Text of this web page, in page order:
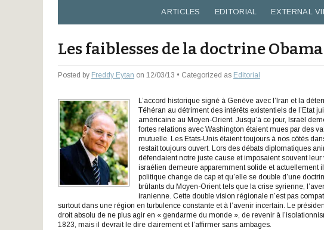
ARTICLES EDITORIAL EXTERNAL
Les faiblesses de la doctrine
Posted by Freddy Eytan on 12/03/13 • Categorized as Editorial
L’accord historique signé à Genève avec l’Iran et la
Téhéran au détriment des intérêts existentiels de l’Etat
américaine au Moyen-Orient. Jusqu’à ce jour, Israël
fortes relations avec Washington étaient mues par des
mutuelle. Les Etats-Unis étaient toujours à nos côtés
restait toujours ouvert. Lors des débats diplomatiques
défendaient notre juste cause et imposaient souvent
israélien demeure apparemment solide et actuellement
politique change de cap et qu’elle se double d’une
brûlants du Moyen-Orient tels que la crise syrienne,
iranienne. Cette double vision régionale n’est pas
surtout dans une région en turbulence constante et à l’avenir incertain. Le
droit absolu de ne plus agir en « gendarme du monde », de revenir à
1823, mais il devrait le dire clairement et l’affirmer sans ambages.